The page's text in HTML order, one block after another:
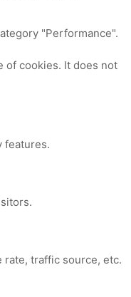
"Performance".
of cookies. It does not
features.
traffic source, etc.